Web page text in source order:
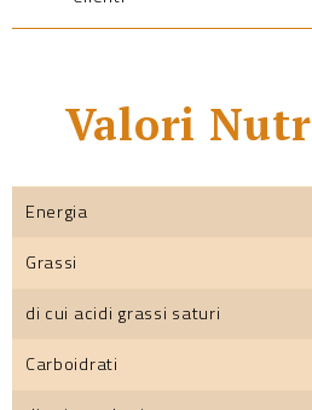
Valori
Energia
Grassi
di cui acidi grassi saturi
Carboidrati